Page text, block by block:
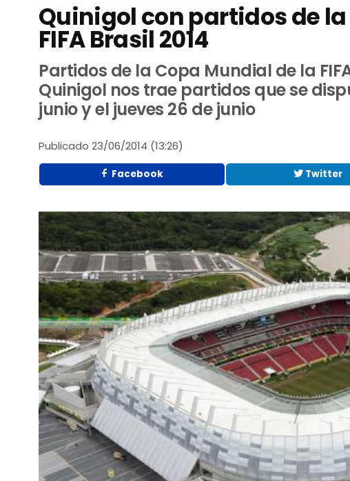
Quinigol con partidos de
FIFA Brasil 2014
Partidos de la Copa Mundial de la
Quinigol nos trae partidos que se
junio y el jueves 26 de junio
Publicado 23/06/2014 (13:26)
Facebook Twitter